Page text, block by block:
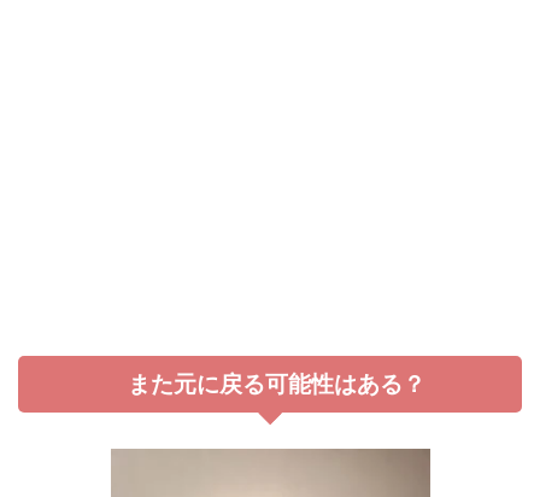
また元に戻る可能性はある？